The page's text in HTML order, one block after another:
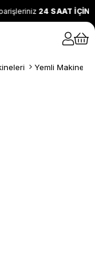
24 SAAT
Yemli Makineler